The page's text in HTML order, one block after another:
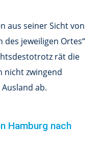
aus seiner Sicht von
des jeweiligen Ortes“
rät die
nicht zwingend
ab.
Hamburg nach